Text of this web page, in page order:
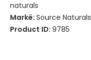
naturals
Markë: Source Naturals
Product ID: 9785